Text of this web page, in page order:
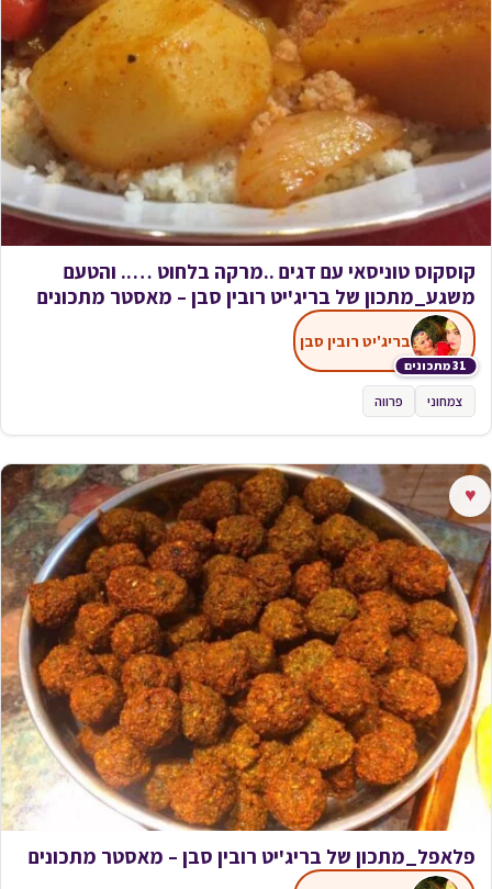
קוסקוס טוניסאי עם דגים ..מרקה בלחוט ….. והטעם
משגע_מתכון של בריג'יט רובין סבן – מאסטר מתכונים
31 מתכונים
בריג'יט רובין סבן
צמחוני פרווה
♥
פלאפל_מתכון של בריג'יט רובין סבן – מאסטר מתכונים